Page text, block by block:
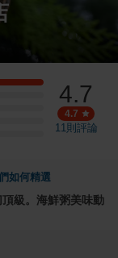
4.7
4.7
11則評論
如何精選
級。海鮮粥美味動